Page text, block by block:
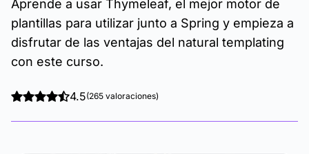
Aprende a usar Thymeleaf, el mejor motor de
plantillas para utilizar junto a Spring y empieza a
disfrutar de las ventajas del natural templating
con este curso.
4.5(265 valoraciones)